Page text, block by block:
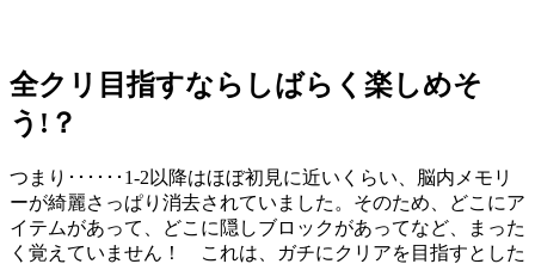
全クリ目指すならしばらく楽しめそ
う!？
つまり･･････1-2以降はほぼ初見に近いくらい、脳内メモリ
ーが綺麗さっぱり消去されていました。そのため、どこにア
イテムがあって、どこに隠しブロックがあってなど、まった
く覚えていません！ これは、ガチにクリアを目指すとした